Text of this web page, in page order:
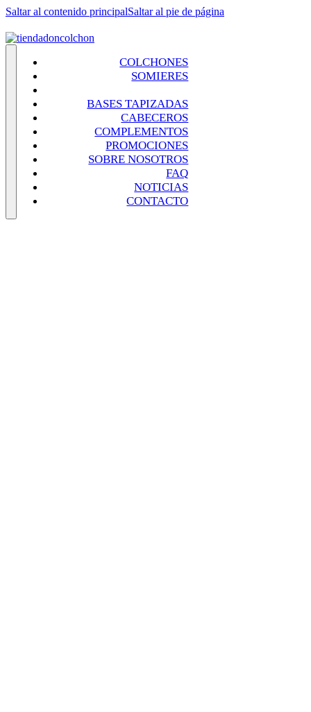
Saltar al contenido principalSaltar al pie de página
COLCHONES
SOMIERES
BASES TAPIZADAS
CABECEROS
COMPLEMENTOS
PROMOCIONES
SOBRE NOSOTROS
FAQ
NOTICIAS
CONTACTO